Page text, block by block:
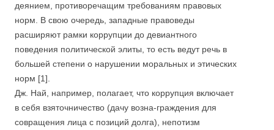
деянием, противоречащим требованиям правовых
норм. В свою очередь, западные правоведы
расширяют рамки коррупции до девиантного
поведения политической элиты, то есть ведут речь в
большей степени о нарушении моральных и этических
норм [1].
Дж. Най, например, полагает, что коррупция включает
в себя взяточничество (дачу возна-граждения для
совращения лица с позиций долга), непотизм